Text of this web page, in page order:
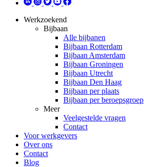
Werkzoekend
Bijbaan
Alle bijbanen
Bijbaan Rotterdam
Bijbaan Amsterdam
Bijbaan Groningen
Bijbaan Utrecht
Bijbaan Den Haag
Bijbaan per plaats
Bijbaan per beroepsgroep
Meer
Veelgestelde vragen
Contact
Voor werkgevers
Over ons
Contact
Blog